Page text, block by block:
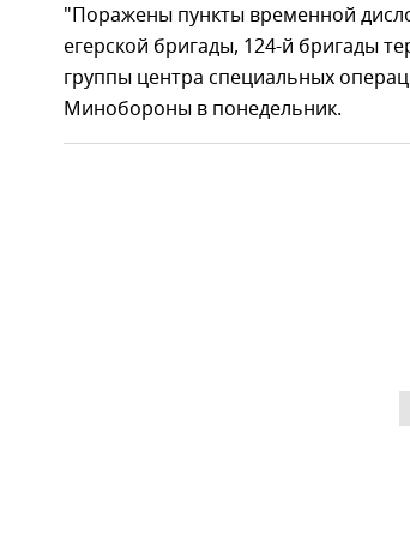
"Поражены пункты временной
егерской бригады, 124-й бригады
группы центра специальных
Минобороны в понедельник.